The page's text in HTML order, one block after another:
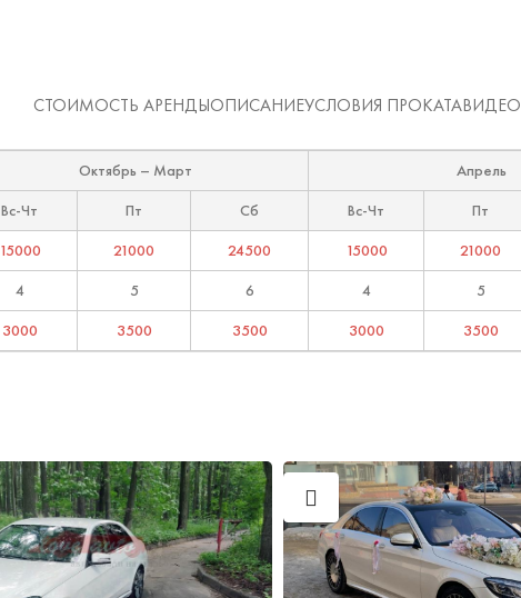
СТОИМОСТЬ АРЕНДЫОПИСАНИЕУСЛОВИЯ ПРОКАТАВИДЕО
Октябрь – Март Апрель
Вс-Чт
Пт Сб Вс-Чт Пт
15000 21000 24500 15000 21000
4 5 6 4 5
3000 3500 3500 3000 3500